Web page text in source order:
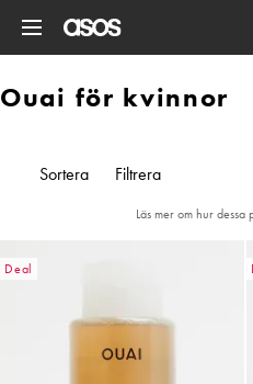
Ouai för kvinnor
Sortera Filtrera
Läs mer om hur
Deal